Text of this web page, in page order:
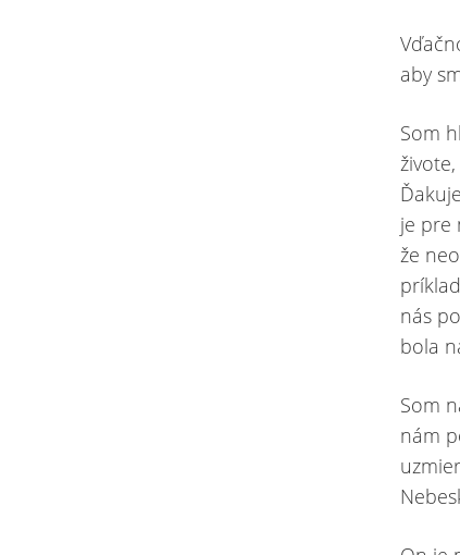
aby
Som
je pre
že
nás
bola
Som
nám